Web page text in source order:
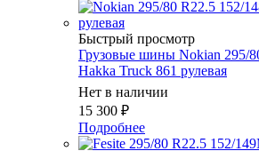
Быстрый просмотр
Грузовые шины Nokian 295/
Hakka Truck 861 рулевая
Нет в наличии
15 300 ₽
Подробнее